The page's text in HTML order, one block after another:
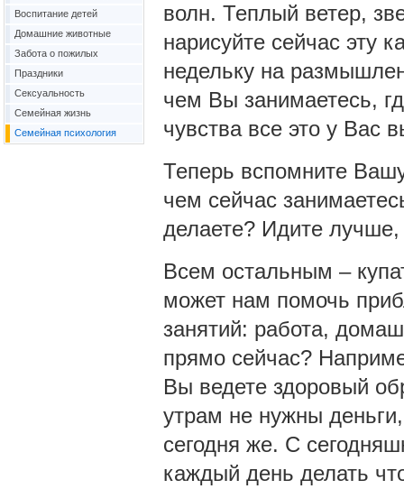
волн. Теплый ветер,
нарисуйте сейчас эту
недельку на
чем Вы занимаетесь,
чувства все это у Вас
Теперь вспомните
чем сейчас
делаете? Идите
Всем остальным –
может нам помочь
занятий: работа,
прямо сейчас?
Вы ведете здоровый
утрам не нужны
сегодня же. С
каждый день делать
Воспитание детей
Домашние животные
Забота о пожилых
Праздники
Сексуальность
Семейная жизнь
Семейная психология